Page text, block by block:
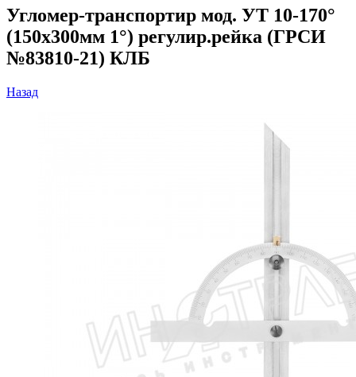
Угломер-транспортир мод. УТ 10-170°
(150x300мм 1°) регулир.рейка (ГРСИ
№83810-21) КЛБ
Назад